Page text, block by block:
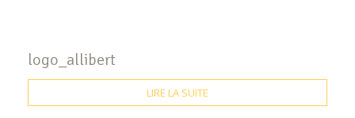
logo_allibert
LIRE LA SUITE